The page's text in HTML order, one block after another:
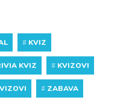
# KVIZ
KVIZ # KVIZOVI
# ZABAVA